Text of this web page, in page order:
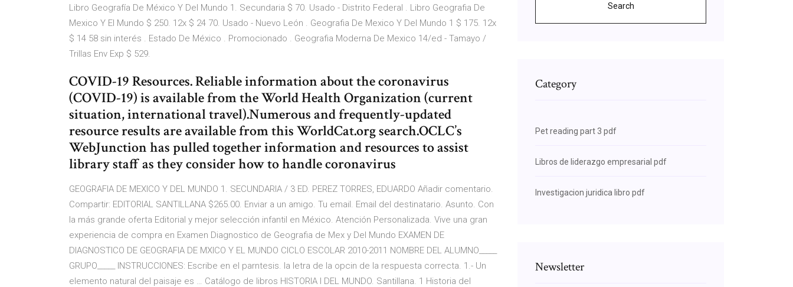
Libro Geografía De México Y Del Mundo 1. Secundaria $ 70. Usado - Distrito Federal . Libro Geografia De
Mexico Y El Mundo $ 250. 12x $ 24 70. Usado - Nuevo León . Geografia De Mexico Y Del Mundo 1 $ 175. 12x
$ 14 58 sin interés . Estado De México . Promocionado . Geografia Moderna De Mexico 14/ed - Tamayo /
Trillas Env Exp $ 529.
COVID-19 Resources. Reliable information about the coronavirus
(COVID-19) is available from the World Health Organization (current
situation, international travel).Numerous and frequently-updated
resource results are available from this WorldCat.org search.OCLC’s
WebJunction has pulled together information and resources to assist
library staff as they consider how to handle coronavirus
GEOGRAFIA DE MEXICO Y DEL MUNDO 1. SECUNDARIA / 3 ED. PEREZ TORRES, EDUARDO Añadir comentario.
Compartir: EDITORIAL SANTILLANA $265.00. Enviar a un amigo. Tu email. Email del destinatario. Asunto. Con
la más grande oferta Editorial y mejor selección infantil en México. Atención Personalizada. Vive una gran
experiencia de compra en Examen Diagnostico de Geografia de Mex y Del Mundo EXAMEN DE
DIAGNOSTICO DE GEOGRAFIA DE MXICO Y EL MUNDO CICLO ESCOLAR 2010-2011 NOMBRE DEL ALUMNO_____
GRUPO_____ INSTRUCCIONES: Escribe en el parntesis. la letra de la opcin de la respuesta correcta. 1.- Un
elemento natural del paisaje es … Catálogo de libros HISTORIA I DEL MUNDO. Santillana. 1 Historia del
Search
Category
Pet reading part 3 pdf
Libros de liderazgo empresarial pdf
Investigacion juridica libro pdf
Newsletter